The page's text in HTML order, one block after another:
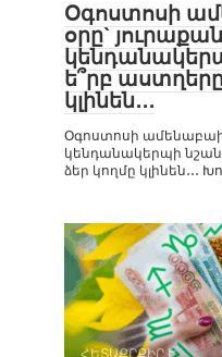
Օգոստոսի
օրը`
ե՞րբ
կլինեն․․․
Օգոստոսի
կենդանակերպի
ձեր կողմը կլինեն․․․